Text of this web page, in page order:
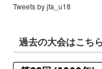
Tweets by jfa_u18
過去の大会はこちら